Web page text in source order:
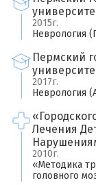
2015г.
Неврология
Пермский
2017г.
Неврология
Лечения
2010г.
«Методика
головного
Спасибо,
Имя
Ваш
Отзыв о